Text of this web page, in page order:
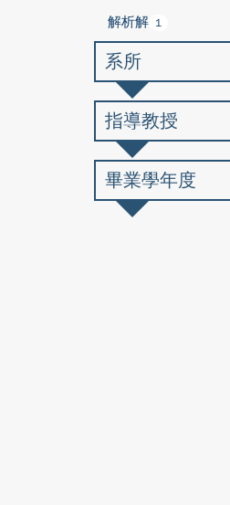
解析解 1
系所
指導教授
畢業學年度